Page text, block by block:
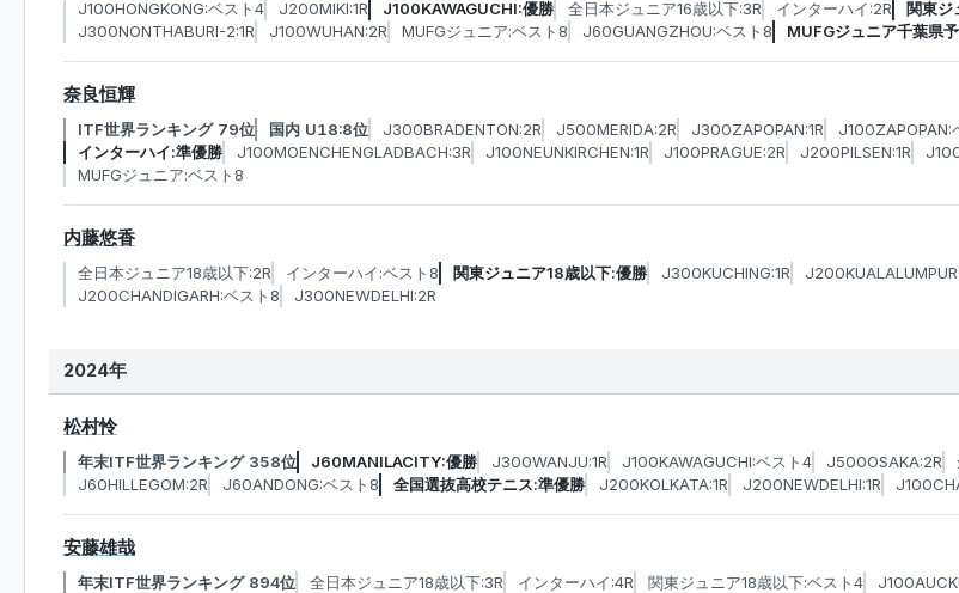
J100HONGKONG:ベスト4
J200MIKI:1R J100KAWAGUCHI:優勝 全日本ジュニア16歳以下:3R インターハイ:2R 関東ジ
J300NONTHABURI-2:1R
J100WUHAN:2R MUFGジュニア:ベスト8 J60GUANGZHOU:ベスト8 MUFGジュニア千葉県
奈良恒輝
ITF世界ランキング 79位 国内 U18:8位 J300BRADENTON:2R J500MERIDA:2R J300ZAPOPAN:1R J100ZAPOPAN:
インターハイ:準優勝
J100MOENCHENGLADBACH:3R J100NEUNKIRCHEN:1R J100PRAGUE:2R J200PILSEN:1R
MUFGジュニア:ベスト8
内藤悠香
全日本ジュニア18歳以下:2R インターハイ:ベスト8 関東ジュニア18歳以下:優勝 J300KUCHING:1R
J200CHANDIGARH:ベスト8
J300NEWDELHI:2R
2024年
松村怜
年末ITF世界ランキング 358位 J60MANILACITY:優勝 J300WANJU:1R J100KAWAGUCHI:ベスト4 J500OSAKA:2R
J60HILLEGOM:2R
J60ANDONG:ベスト8 全国選抜高校テニス:準優勝 J200KOLKATA:1R J200NEWDELHI:1R
安藤雄哉
年末ITF世界ランキング 894位 全日本ジュニア18歳以下:3R インターハイ:4R 関東ジュニア18歳以下:ベスト4